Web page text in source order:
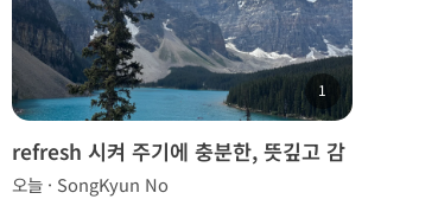
1
refresh 시켜 주기에 충분한, 뜻깊고 감
사한 시간이었다.
오늘 · SongKyun No